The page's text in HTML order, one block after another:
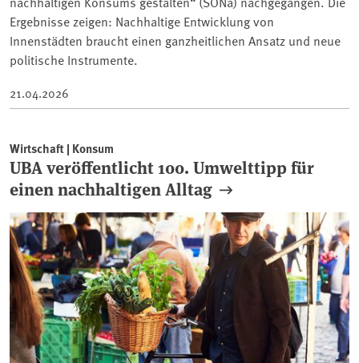
Ergebnisse zeigen: Nachhaltige Entwicklung von
Innenstädten braucht einen ganzheitlichen Ansatz und neue
politische Instrumente.
21.04.2026
Wirtschaft | Konsum
UBA veröffentlicht 100. Umwelttipp für
einen nachhaltigen Alltag